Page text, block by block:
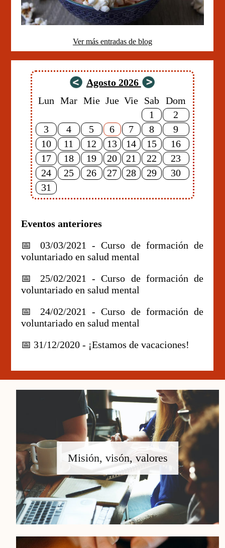
Ver más entradas de blog
Agosto 2026
Lun Mar Mie Jue Vie Sab
Dom
1
2
3
4 5 6 7 8
9
10
11 12 13 14 15
16
17
18 19 20 21 22
23
24
25 26 27 28 29
30
31
Eventos anteriores
📅 03/03/2021 - Curso de formación de
voluntariado en salud mental
📅 25/02/2021 - Curso de formación de
voluntariado en salud mental
📅 24/02/2021 - Curso de formación de
voluntariado en salud mental
📅 31/12/2020 - ¡Estamos de vacaciones!
Misión, visón, valores